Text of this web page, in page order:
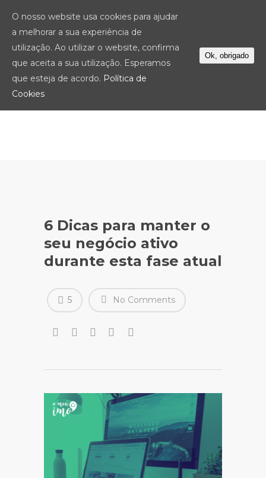
6 Dicas para manter o
seu negócio ativo
durante esta fase atual
No Comments
5
O nosso website usa cookies para ajudar
a melhorar a sua experiência de
utilização. Ao utilizar o website, confirma
que aceita a sua utilização. Esperamos
que esteja de acordo. Política de
Cookies
Ok, obrigado